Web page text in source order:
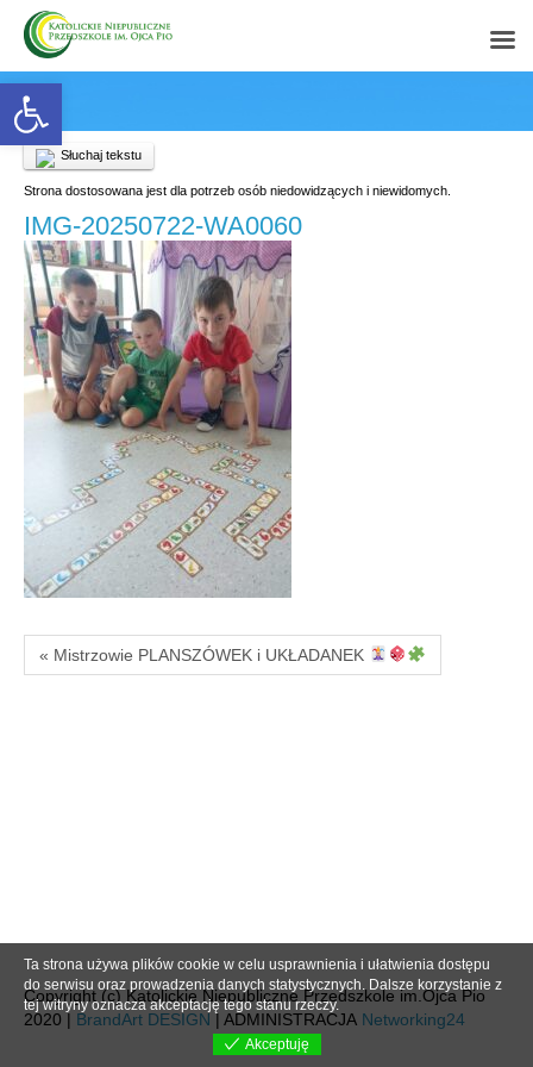
Open toolbar
Słuchaj tekstu
Strona dostosowana jest dla potrzeb osób niedowidzących i niewidomych.
IMG-20250722-WA0060
« Mistrzowie PLANSZÓWEK i UKŁADANEK
Copyright (c) Katolickie Niepubliczne Przedszkole im.Ojca Pio
2020 | BrandArt DESIGN | ADMINISTRACJA Networking24
Ta strona używa plików cookie w celu usprawnienia i ułatwienia dostępu
do serwisu oraz prowadzenia danych statystycznych. Dalsze korzystanie z
tej witryny oznacza akceptację tego stanu rzeczy.
Akceptuję